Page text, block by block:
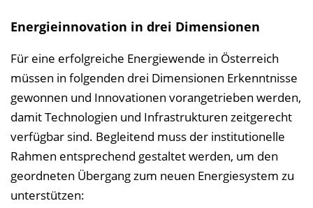
Energieinnovation in drei Dimensionen
Für eine erfolgreiche Energiewende in Österreich
müssen in folgenden drei Dimensionen Erkenntnisse
gewonnen und Innovationen vorangetrieben werden,
damit Technologien und Infrastrukturen zeitgerecht
verfügbar sind. Begleitend muss der institutionelle
Rahmen entsprechend gestaltet werden, um den
geordneten Übergang zum neuen Energiesystem zu
unterstützen: